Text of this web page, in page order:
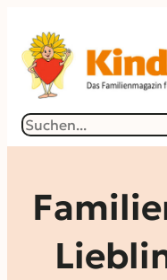
Inhalt
springen
Suchen